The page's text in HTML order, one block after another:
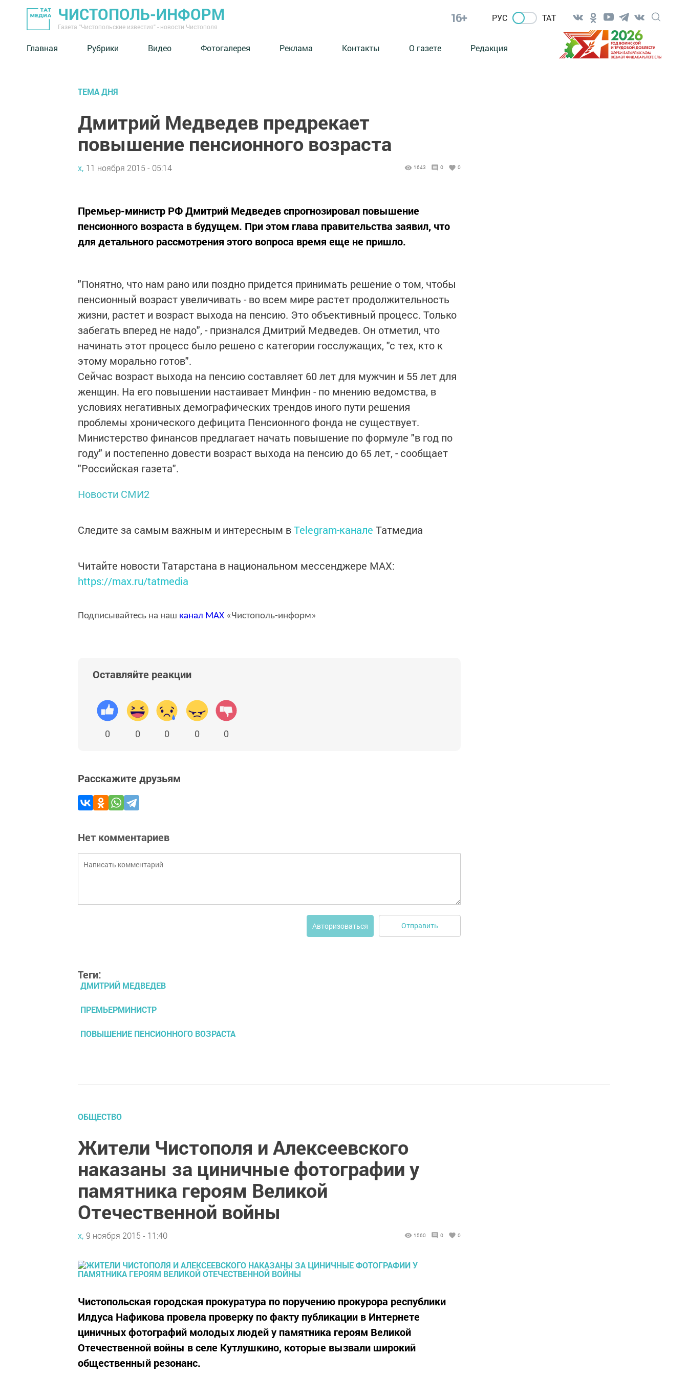
ЧИСТОПОЛЬ-ИНФОРМ
Газета "Чистопольские известия" - новости Чистополя
16+ РУС ТАТ
Главная Рубрики Видео Фотогалерея Реклама Контакты О газете Редакция
ТЕМА ДНЯ
Дмитрий Медведев предрекает
повышение пенсионного возраста
х, 11 ноября 2015 - 05:14 1643 0 0
Премьер-министр РФ Дмитрий Медведев спрогнозировал повышение
пенсионного возраста в будущем. При этом глава правительства заявил, что
для детального рассмотрения этого вопроса время еще не пришло.
"Понятно, что нам рано или поздно придется принимать решение о том, чтобы
пенсионный возраст увеличивать - во всем мире растет продолжительность
жизни, растет и возраст выхода на пенсию. Это объективный процесс. Только
забегать вперед не надо", - признался Дмитрий Медведев. Он отметил, что
начинать этот процесс было решено с категории госслужащих, "с тех, кто к
этому морально готов".
Сейчас возраст выхода на пенсию составляет 60 лет для мужчин и 55 лет для
женщин. На его повышении настаивает Минфин - по мнению ведомства, в
условиях негативных демографических трендов иного пути решения
проблемы хронического дефицита Пенсионного фонда не существует.
Министерство финансов предлагает начать повышение по формуле "в год по
году" и постепенно довести возраст выхода на пенсию до 65 лет, - сообщает
"Российская газета".
Новости СМИ2
Следите за самым важным и интересным вTelegram-канале Татмедиа
Читайте новости Татарстана в национальном мессенджере MАХ:
https://max.ru/tatmedia
Подписывайтесь на наш канал MAX «Чистополь-информ»
Оставляйте реакции
0 0 0 0 0
Расскажите друзьям
Нет комментариев
Авторизоваться Отправить
Теги:
ДМИТРИЙ МЕДВЕДЕВ
ПРЕМЬЕРМИНИСТР
ПОВЫШЕНИЕ ПЕНСИОННОГО ВОЗРАСТА
ОБЩЕСТВО
Жители Чистополя и Алексеевского
наказаны за циничные фотографии у
памятника героям Великой
Отечественной войны
х, 9 ноября 2015 - 11:40 1560 0 0
Чистопольская городская прокуратура по поручению прокурора республики
Илдуса Нафикова провела проверку по факту публикации в Интернете
циничных фотографий молодых людей у памятника героям Великой
Отечественной войны в селе Кутлушкино, которые вызвали широкий
общественный резонанс.